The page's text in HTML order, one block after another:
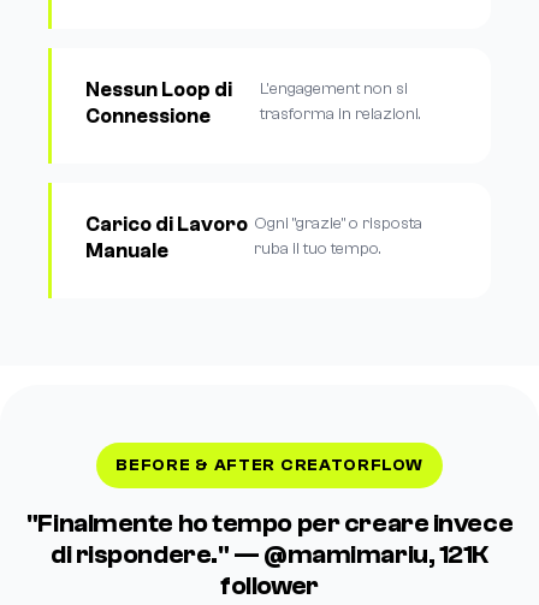
Nessun Loop di
Connessione
L'engagement non si
trasforma in relazioni.
Carico di Lavoro
Manuale
Ogni "grazie" o risposta
ruba il tuo tempo.
BEFORE & AFTER CREATORFLOW
"Finalmente ho tempo per creare invece
di rispondere." — @mamimariu, 121K
follower